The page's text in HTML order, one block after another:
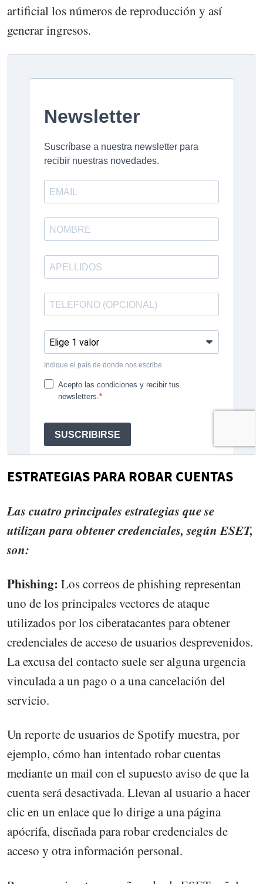
artificial los números de reproducción y así
generar ingresos.
ESTRATEGIAS PARA ROBAR CUENTAS
Las cuatro principales estrategias que se
utilizan para obtener credenciales, según ESET,
son:
Phishing: Los correos de phishing representan
uno de los principales vectores de ataque
utilizados por los ciberatacantes para obtener
credenciales de acceso de usuarios desprevenidos.
La excusa del contacto suele ser alguna urgencia
vinculada a un pago o a una cancelación del
servicio.
Un reporte de usuarios de Spotify muestra, por
ejemplo, cómo han intentado robar cuentas
mediante un mail con el supuesto aviso de que la
cuenta será desactivada. Llevan al usuario a hacer
clic en un enlace que lo dirige a una página
apócrifa, diseñada para robar credenciales de
acceso y otra información personal.